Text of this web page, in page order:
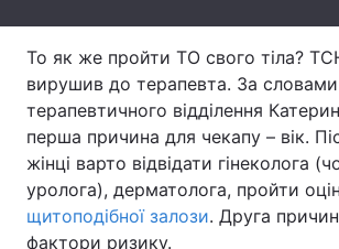
Тема оформлення
То як же пройти ТО свого тіла?
вирушив до терапевта. За словами
терапевтичного відділення
перша причина для чекапу – вік.
жінці варто відвідати гінеколога
уролога), дерматолога, пройти
щитоподібної залози. Друга
фактори ризику.